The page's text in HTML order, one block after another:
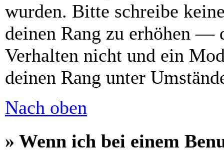
wurden. Bitte schreibe
deinen Rang zu erhöhen —
Verhalten nicht und ein
deinen Rang unter
Nach oben
» Wenn ich bei einem